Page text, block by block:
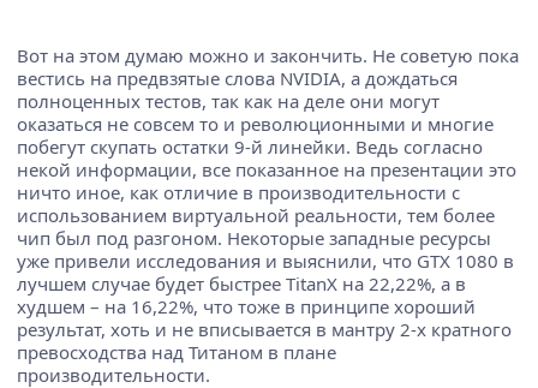
Вот на этом думаю можно и закончить. Не советую пока
вестись на предвзятые слова NVIDIA, а дождаться
полноценных тестов, так как на деле они могут
оказаться не совсем то и революционными и многие
побегут скупать остатки 9-й линейки. Ведь согласно
некой информации, все показанное на презентации это
ничто иное, как отличие в производительности с
использованием виртуальной реальности, тем более
чип был под разгоном. Некоторые западные ресурсы
уже привели исследования и выяснили, что GTX 1080 в
лучшем случае будет быстрее TitanX на 22,22%, а в
худшем – на 16,22%, что тоже в принципе хороший
результат, хоть и не вписывается в мантру 2-х кратного
превосходства над Титаном в плане
производительности.